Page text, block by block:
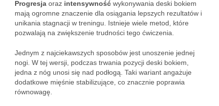
Progresja oraz intensywność wykonywania deski bokiem
mają ogromne znaczenie dla osiągania lepszych rezultatów i
unikania stagnacji w treningu. Istnieje wiele metod, które
pozwalają na zwiększenie trudności tego ćwiczenia.
Jednym z najciekawszych sposobów jest unoszenie jednej
nogi. W tej wersji, podczas trwania pozycji deski bokiem,
jedna z nóg unosi się nad podłogą. Taki wariant angażuje
dodatkowe mięśnie stabilizujące, co znacznie poprawia
równowagę.